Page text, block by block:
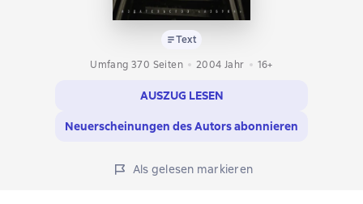
Text
Umfang 370 Seiten
2004 Jahr 16+
AUSZUG LESEN
Neuerscheinungen des Autors abonnieren
Als gelesen markieren